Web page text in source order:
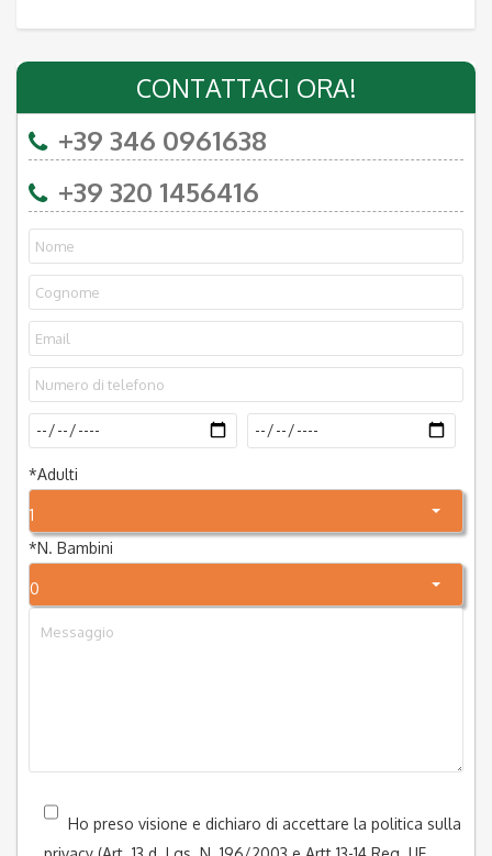
CONTATTACI ORA!
+39 346 0961638
+39 320 1456416
*Adulti
1
*N. Bambini
0
Ho preso visione e dichiaro di accettare la politica sulla